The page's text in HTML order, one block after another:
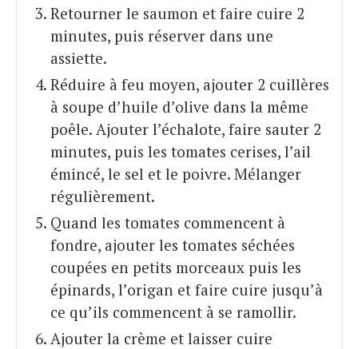
Retourner le saumon et faire cuire 2
minutes, puis réserver dans une
assiette.
Réduire à feu moyen, ajouter 2 cuillères
à soupe d’huile d’olive dans la même
poêle. Ajouter l’échalote, faire sauter 2
minutes, puis les tomates cerises, l’ail
émincé, le sel et le poivre. Mélanger
régulièrement.
Quand les tomates commencent à
fondre, ajouter les tomates séchées
coupées en petits morceaux puis les
épinards, l’origan et faire cuire jusqu’à
ce qu’ils commencent à se ramollir.
Ajouter la crème et laisser cuire